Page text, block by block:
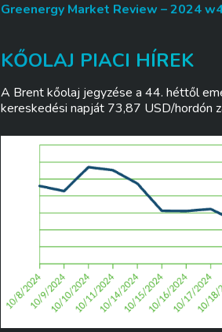
Greenergy Market Review – 2024
KŐOLAJ PIACI HÍREK
A Brent kőolaj jegyzése a 44. héttől
kereskedési napját 73,87 USD/hordón